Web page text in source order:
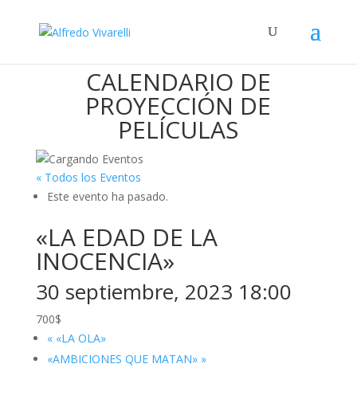
CALENDARIO DE
PROYECCIÓN DE
PELÍCULAS
« Todos los Eventos
Este evento ha pasado.
«LA EDAD DE LA
INOCENCIA»
30 septiembre, 2023 18:00
700$
««LA OLA»
«AMBICIONES QUE MATAN» »